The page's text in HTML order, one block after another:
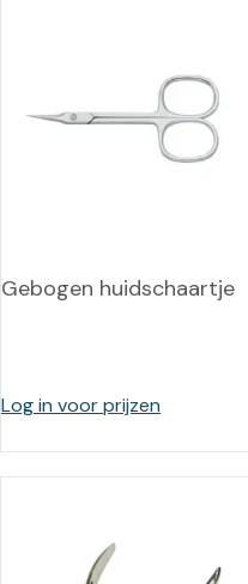
Gebogen huidschaartje
Log in voor prijzen